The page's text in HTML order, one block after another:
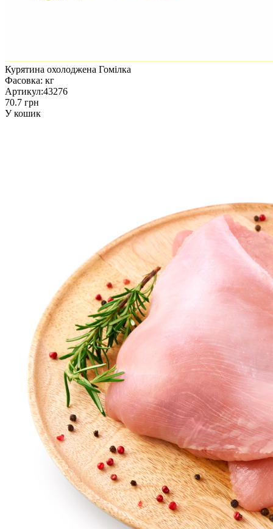
Курятина охолоджена Гомілка
Фасовка: кг
Артикул:43276
70.7 грн
У кошик